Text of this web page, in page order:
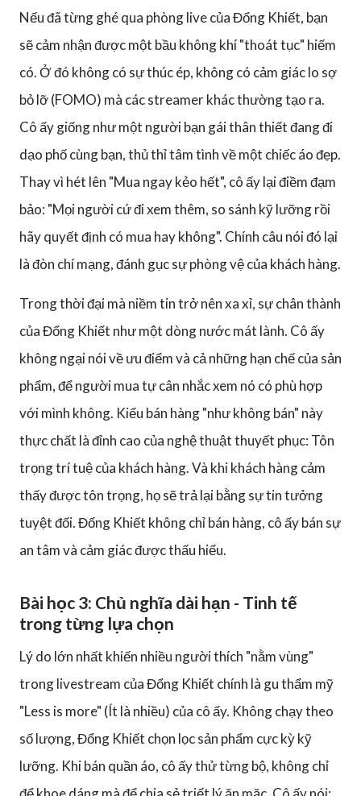
Nếu đã từng ghé qua phòng live của Đổng Khiết, bạn
sẽ cảm nhận được một bầu không khí "thoát tục" hiếm
có. Ở đó không có sự thúc ép, không có cảm giác lo sợ
bỏ lỡ (FOMO) mà các streamer khác thường tạo ra.
Cô ấy giống như một người bạn gái thân thiết đang đi
dạo phố cùng bạn, thủ thỉ tâm tình về một chiếc áo đẹp.
Thay vì hét lên "Mua ngay kẻo hết", cô ấy lại điềm đạm
bảo: "Mọi người cứ đi xem thêm, so sánh kỹ lưỡng rồi
hãy quyết định có mua hay không". Chính câu nói đó lại
là đòn chí mạng, đánh gục sự phòng vệ của khách hàng.
Trong thời đại mà niềm tin trở nên xa xỉ, sự chân thành
của Đổng Khiết như một dòng nước mát lành. Cô ấy
không ngại nói về ưu điểm và cả những hạn chế của sản
phẩm, để người mua tự cân nhắc xem nó có phù hợp
với mình không. Kiểu bán hàng "như không bán" này
thực chất là đỉnh cao của nghệ thuật thuyết phục: Tôn
trọng trí tuệ của khách hàng. Và khi khách hàng cảm
thấy được tôn trọng, họ sẽ trả lại bằng sự tin tưởng
tuyệt đối. Đổng Khiết không chỉ bán hàng, cô ấy bán sự
an tâm và cảm giác được thấu hiểu.
Bài học 3: Chủ nghĩa dài hạn - Tinh tế
trong từng lựa chọn
Lý do lớn nhất khiến nhiều người thích "nằm vùng"
trong livestream của Đổng Khiết chính là gu thẩm mỹ
"Less is more" (Ít là nhiều) của cô ấy. Không chạy theo
số lượng, Đổng Khiết chọn lọc sản phẩm cực kỳ kỹ
lưỡng. Khi bán quần áo, cô ấy thử từng bộ, không chỉ